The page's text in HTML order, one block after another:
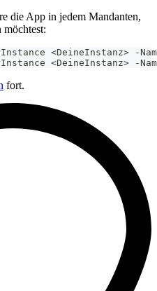
die App in jedem Mandanten,
<DeineInstanz> -
<DeineInstanz> -
fort.